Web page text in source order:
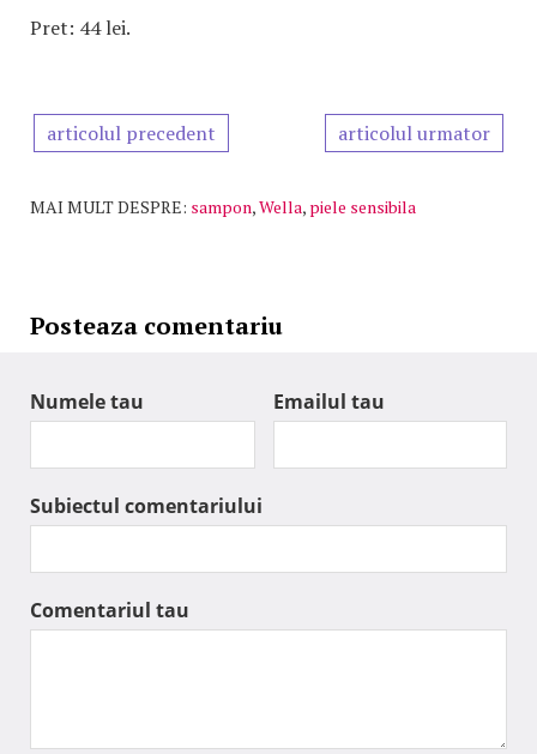
Pret: 44 lei.
articolul precedent articolul urmator
MAI MULT DESPRE: sampon,Wella, piele sensibila
Posteaza comentariu
Numele tau Emailul tau
Subiectul comentariului
Comentariul tau